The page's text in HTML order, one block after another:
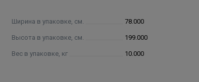
Ширина в упаковке, см. 78.000
Высота в упаковке, см. 199.000
Вес в упаковке, кг 10.000